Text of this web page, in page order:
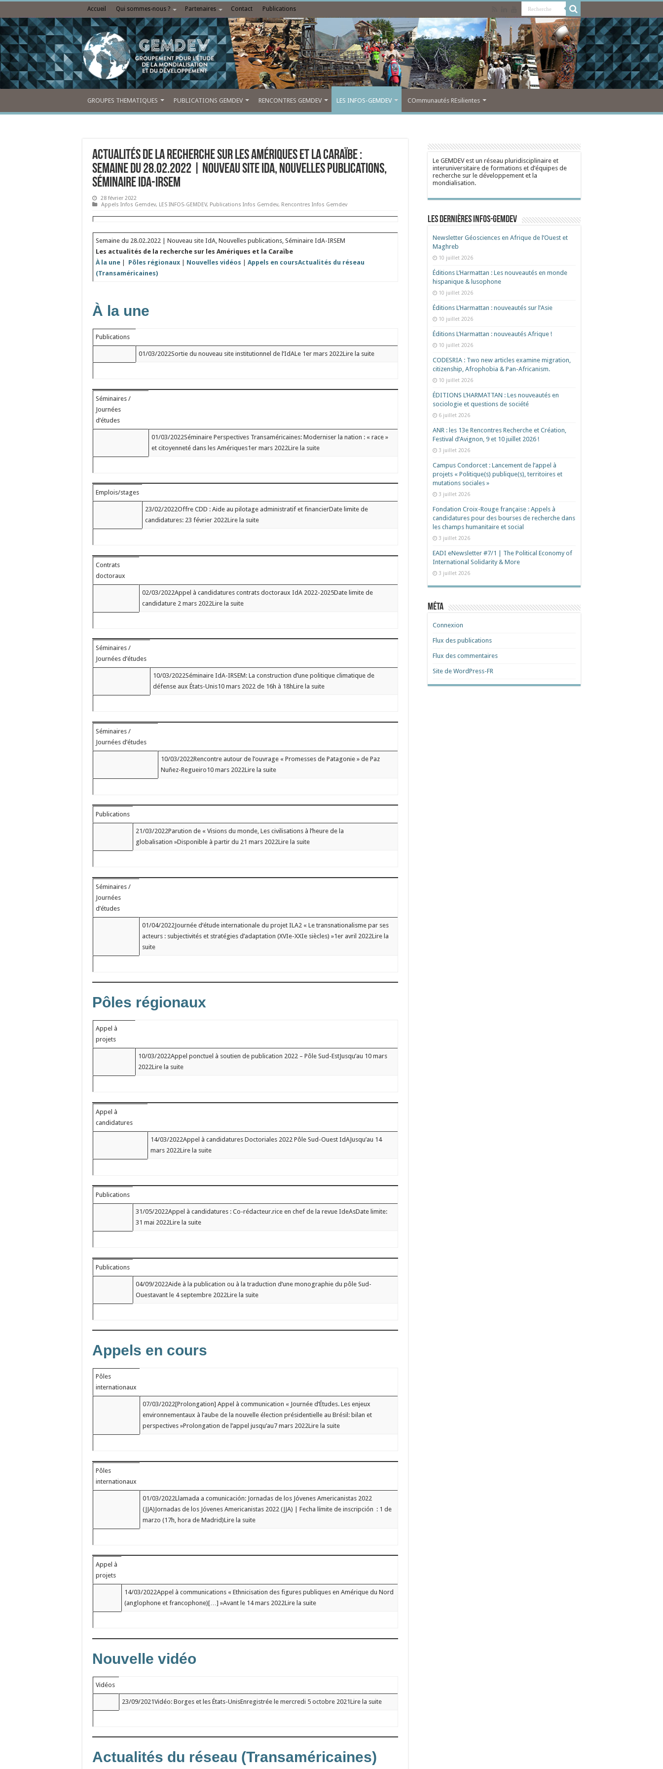
Accueil Qui sommes-nous ? Partenaires Contact Publications
GROUPES THEMATIQUES PUBLICATIONS GEMDEV RENCONTRES GEMDEV LES INFOS-GEMDEV COmmunautés REsilientes
Actualités de la recherche sur les Amériques et la Caraïbe :
Semaine du 28.02.2022 | Nouveau site IdA, Nouvelles publications,
Séminaire IdA-IRSEM
28 février 2022
Appels Infos Gemdev, LES INFOS-GEMDEV, Publications Infos Gemdev, Rencontres Infos Gemdev
Semaine du 28.02.2022 | Nouveau site IdA, Nouvelles publications, Séminaire IdA-IRSEM
Les actualités de la recherche sur les Amériques et la Caraïbe
À la une | Pôles régionaux | Nouvelles vidéos |Appels en coursActualités du réseau
(Transaméricaines)
À la une
Publications
01/03/2022Sortie du nouveau site institutionnel de l’IdALe 1er mars 2022Lire la suite
Séminaires /
Journées
d’études
01/03/2022Séminaire Perspectives Transaméricaines: Moderniser la nation : « race »
et citoyenneté dans les Amériques1er mars 2022Lire la suite
Emplois/stages
23/02/2022Offre CDD : Aide au pilotage administratif et financierDate limite de
candidatures: 23 février 2022Lire la suite
Contrats
doctoraux
02/03/2022Appel à candidatures contrats doctoraux IdA 2022-2025Date limite de
candidature 2 mars 2022Lire la suite
Séminaires /
Journées d’études
10/03/2022Séminaire IdA-IRSEM: La construction d’une politique climatique de
défense aux États-Unis10 mars 2022 de 16h à 18hLire la suite
Séminaires /
Journées d’études
10/03/2022Rencontre autour de l’ouvrage « Promesses de Patagonie » de Paz
Nuñez-Regueiro10 mars 2022Lire la suite
Publications
21/03/2022Parution de « Visions du monde, Les civilisations à l’heure de la
globalisation »Disponible à partir du 21 mars 2022Lire la suite
Séminaires /
Journées
d’études
01/04/2022Journée d’étude internationale du projet ILA2 « Le transnationalisme par ses
acteurs : subjectivités et stratégies d’adaptation (XVIe-XXIe siècles) »1er avril 2022Lire la
suite
Pôles régionaux
Appel à
projets
10/03/2022Appel ponctuel à soutien de publication 2022 – Pôle Sud-EstJusqu’au 10 mars
2022Lire la suite
Appel à
candidatures
14/03/2022Appel à candidatures Doctoriales 2022 Pôle Sud-Ouest IdAJusqu’au 14
mars 2022Lire la suite
Publications
31/05/2022Appel à candidatures : Co-rédacteur.rice en chef de la revue IdeAsDate limite:
31 mai 2022Lire la suite
Publications
04/09/2022Aide à la publication ou à la traduction d’une monographie du pôle Sud-
Ouestavant le 4 septembre 2022Lire la suite
Appels en cours
Pôles
internationaux
07/03/2022[Prolongation] Appel à communication « Journée d’Études. Les enjeux
environnementaux à l’aube de la nouvelle élection présidentielle au Brésil: bilan et
perspectives »Prolongation de l’appel jusqu’au7 mars 2022Lire la suite
Pôles
internationaux
01/03/2022Llamada a comunicación: Jornadas de los Jóvenes Americanistas 2022
(JJA)Jornadas de los Jóvenes Americanistas 2022 (JJA) | Fecha límite de inscripción : 1 de
marzo (17h, hora de Madrid)Lire la suite
Appel à
projets
14/03/2022Appel à communications « Ethnicisation des figures publiques en Amérique du Nord
(anglophone et francophone)[…] »Avant le 14 mars 2022Lire la suite
Nouvelle vidéo
Vidéos
23/09/2021Vidéo: Borges et les États-UnisEnregistrée le mercredi 5 octobre 2021Lire la suite
Actualités du réseau (Transaméricaines)
Le GEMDEV est un réseau pluridisciplinaire et
interuniversitaire de formations et d’équipes de
recherche sur le développement et la
mondialisation.
Les dernières Infos-Gemdev
Newsletter Géosciences en Afrique de l’Ouest et
Maghreb
10 juillet 2026
Éditions L’Harmattan : Les nouveautés en monde
hispanique & lusophone
10 juillet 2026
Éditions L’Harmattan : nouveautés sur l’Asie
10 juillet 2026
Éditions L’Harmattan : nouveautés Afrique !​
10 juillet 2026
CODESRIA : Two new articles examine migration,
citizenship, Afrophobia & Pan-Africanism.
10 juillet 2026
ÉDITIONS L’HARMATTAN : Les nouveautés en
sociologie et questions de société
6 juillet 2026
ANR : les 13e Rencontres Recherche et Création,
Festival d’Avignon, 9 et 10 juillet 2026 !
3 juillet 2026
Campus Condorcet : Lancement de l’appel à
projets « Politique(s) publique(s), territoires et
mutations sociales »
3 juillet 2026
Fondation Croix-Rouge française : Appels à
candidatures pour des bourses de recherche dans
les champs humanitaire et social
3 juillet 2026
EADI eNewsletter #7/1 | The Political Economy of
International Solidarity & More
3 juillet 2026
Méta
Connexion
Flux des publications
Flux des commentaires
Site de WordPress-FR